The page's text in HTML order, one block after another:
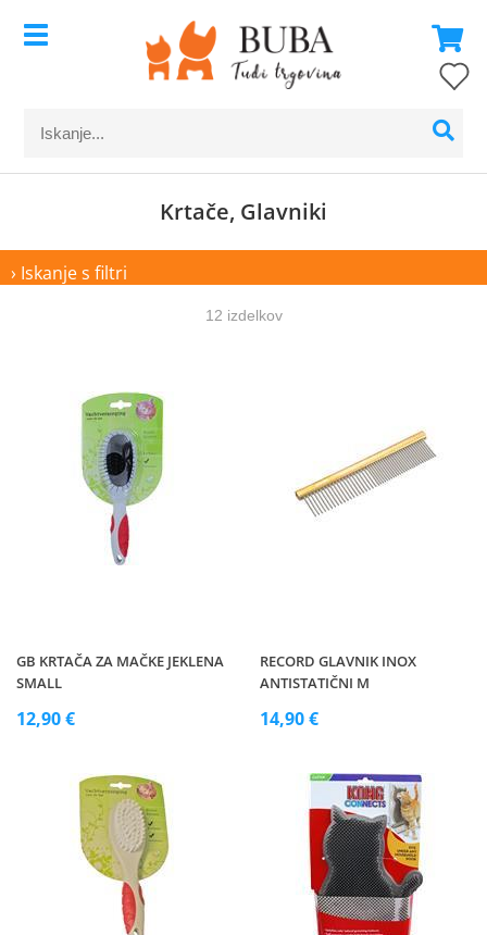
Krtače, Glavniki
› Iskanje s filtri
12 izdelkov
GB KRTAČA ZA MAČKE JEKLENA
SMALL
12,90 €
RECORD GLAVNIK INOX
ANTISTATIČNI M
14,90 €